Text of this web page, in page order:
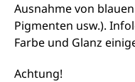
Ausnahme von
Pigmenten usw.).
Farbe und Glanz
Achtung!